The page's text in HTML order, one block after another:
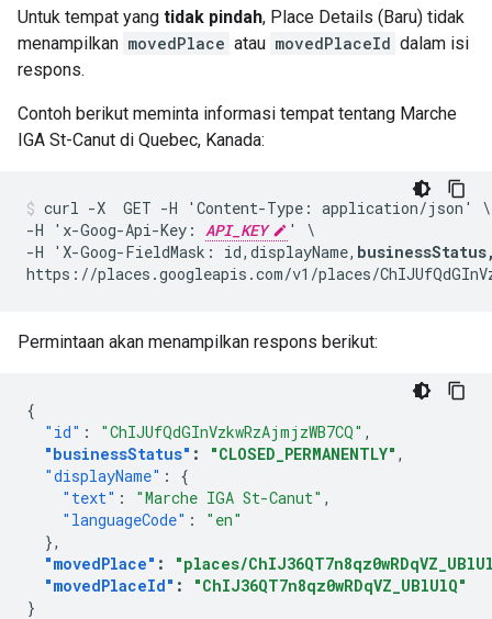
Untuk tempat yang tidak pindah, Place Details (Baru) tidak
menampilkan movedPlace atau movedPlaceId dalam isi
respons.
Contoh berikut meminta informasi tempat tentang Marche
IGA St-Canut di Quebec, Kanada:
curl -X  GET -H 'Content-Type: application/json' \
-H 'x-Goog-Api-Key: API_KEY
' \
-H 'X-Goog-FieldMask: id,displayName,
Permintaan akan menampilkan respons berikut:
{
"id" : "ChIJUfQdGInVzkwRzAjmjzWB7CQ" ,
"businessStatus" : "CLOSED_PERMANENTLY" ,
"displayName" :
{
"text" : "Marche IGA St-Canut" ,
"languageCode" :
"en"
},
"movedPlace" :
"places/
"movedPlaceId" :
"ChIJ36QT7n8qz0wRDqVZ_UBlUlQ"
}